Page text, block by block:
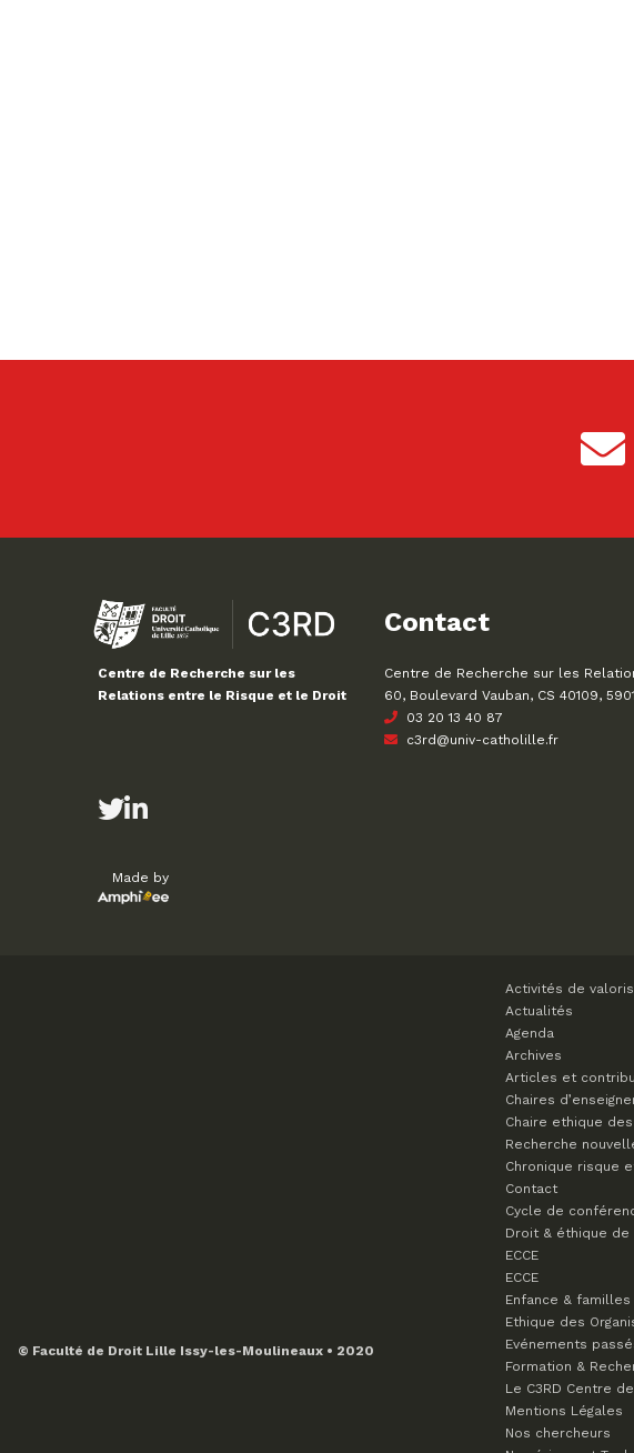
Centre de Recherche sur les
Relations entre le Risque et le Droit
Contact
Centre de Recherche sur les
60, Boulevard Vauban, CS 40109,
03 20 13 40 87
c3rd@univ-catholille.fr
Made by
© Faculté de Droit Lille Issy-les-Moulineaux • 2020
Activités de
Actualités
Agenda
Archives
Articles et
Chaires
Chaire ethique
Recherche
Chronique risque
Contact
Cycle de
Droit & éthique de
ECCE
ECCE
Enfance & familles
Ethique des
Evénements
Formation &
Le C3RD Centre
Mentions Légales
Nos chercheurs